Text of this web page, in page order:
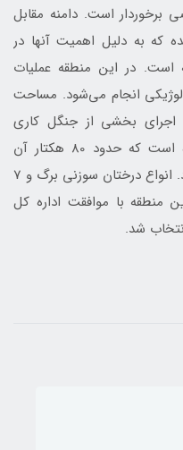
است. دامنه مقابل
که به دليل اهميت آنها در
است. در اين منطقه عمليات
انجام مي‌شود. مساحت
هکتار است و اجراي بخشي از جنگل کاري
مصنوعي آن از سال 1373 آغاز شده است که حدود 80 هکتار آن
بوسيله آبياري قطره اي آبياري مي‌شود. انواع درختان سوزني برگ و 7
منطقه با موافقت اداره کل
شد.